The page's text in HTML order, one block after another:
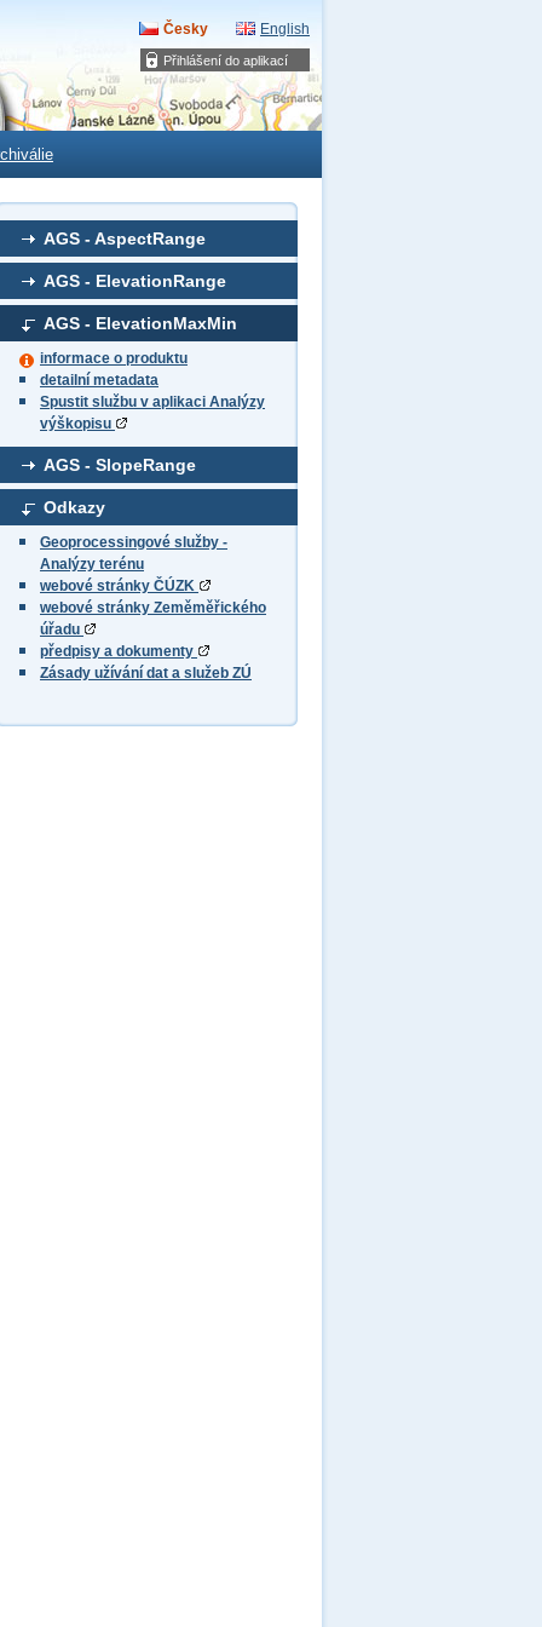
Přihlášení do aplikací
Česky English
AGS - AspectRange
AGS - ElevationRange
AGS - ElevationMaxMin
informace o produktu
detailní metadata
Spustit službu v aplikaci Analýzy
výškopisu
AGS - SlopeRange
Odkazy
Geoprocessingové služby -
Analýzy terénu
webové stránky ČÚZK
webové stránky Zeměměřického
úřadu
předpisy a dokumenty
Zásady užívání dat a služeb ZÚ